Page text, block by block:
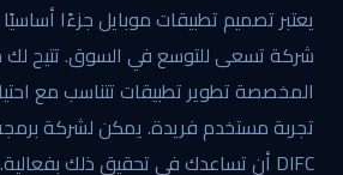
يعتبر تصميم تطبيقات موبايل جزءًا
شركة تسعى للتوسع في السوق. تتيح لك
المخصصة تطوير تطبيقات تتناسب مع
تجربة مستخدم فريدة. يمكن لشركة
DIFC أن تساعدك في تحقيق ذلك بفعالية.